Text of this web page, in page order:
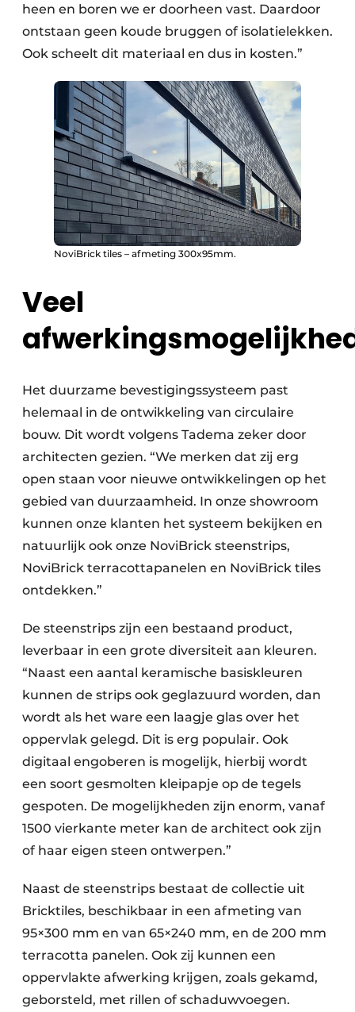
heen en boren we er doorheen vast. Daardoor
ontstaan geen koude bruggen of isolatielekken.
Ook scheelt dit materiaal en dus in kosten.”
NoviBrick tiles – afmeting 300x95mm.
Veel
Het duurzame bevestigingssysteem past
helemaal in de ontwikkeling van circulaire
bouw. Dit wordt volgens Tadema zeker door
architecten gezien. “We merken dat zij erg
open staan voor nieuwe ontwikkelingen op het
gebied van duurzaamheid. In onze showroom
kunnen onze klanten het systeem bekijken en
natuurlijk ook onze NoviBrick steenstrips,
NoviBrick terracottapanelen en NoviBrick tiles
ontdekken.”
De steenstrips zijn een bestaand product,
leverbaar in een grote diversiteit aan kleuren.
“Naast een aantal keramische basiskleuren
kunnen de strips ook geglazuurd worden, dan
wordt als het ware een laagje glas over het
oppervlak gelegd. Dit is erg populair. Ook
digitaal engoberen is mogelijk, hierbij wordt
een soort gesmolten kleipapje op de tegels
gespoten. De mogelijkheden zijn enorm, vanaf
1500 vierkante meter kan de architect ook zijn
of haar eigen steen ontwerpen.”
Naast de steenstrips bestaat de collectie uit
Bricktiles, beschikbaar in een afmeting van
95×300 mm en van 65×240 mm, en de 200 mm
terracotta panelen. Ook zij kunnen een
oppervlakte afwerking krijgen, zoals gekamd,
geborsteld, met rillen of schaduwvoegen.